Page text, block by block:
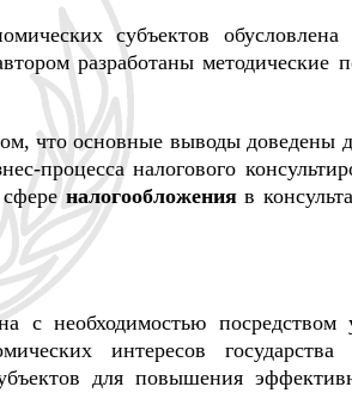
субъектов
разработаны методические
что основные выводы доведены
процесса налогового
сференалогообложенияв
с необходимостью посредством
интересов
для повышения